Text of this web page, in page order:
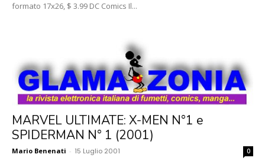
formato 17x26, $ 3.99 DC Comics Il...
MARVEL ULTIMATE: X-MEN N°1 e
SPIDERMAN N° 1 (2001)
Mario Benenati - 15 Luglio 2001 0